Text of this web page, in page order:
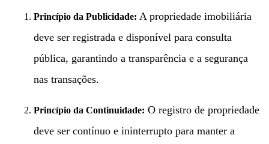
Princípio da Publicidade: A propriedade imobiliária
deve ser registrada e disponível para consulta
pública, garantindo a transparência e a segurança
nas transações.
Princípio da Continuidade: O registro de propriedade
deve ser contínuo e ininterrupto para manter a